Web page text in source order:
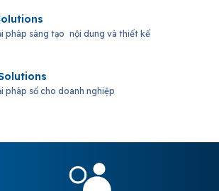
pháp sáng tạo nội dung và thiết kế
pháp số cho doanh nghiệp